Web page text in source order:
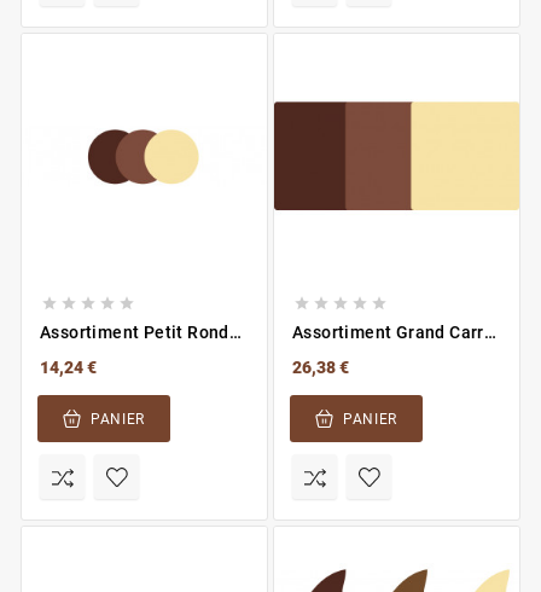
    
Assortiment Petit Rond
14,24 €
PANIER
    
Assortiment Grand Carré
26,38 €
PANIER